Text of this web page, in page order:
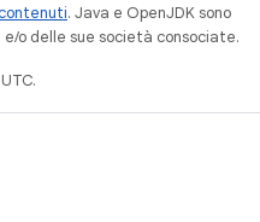
. Java e OpenJDK sono
o delle sue società consociate.